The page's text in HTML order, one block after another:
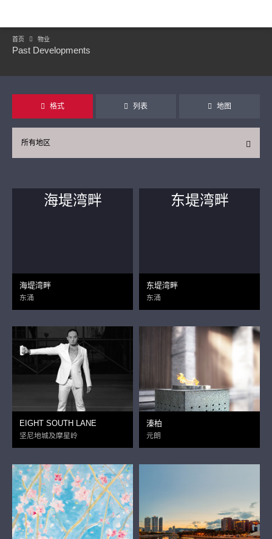
首页 物业
Past Developments
格式 列表 地图
所有地区
海堤湾畔
海堤湾畔
东涌
东堤湾畔
东堤湾畔
东涌
EIGHT SOUTH LANE
坚尼地城及摩星岭
溱柏
元朗